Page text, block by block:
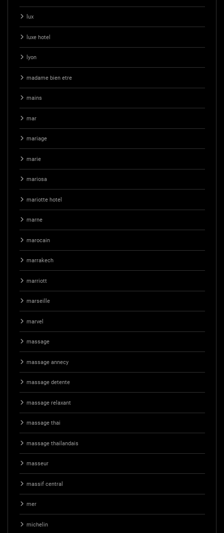
lux
luxe hotel
lyon
madame bien etre
mains
mar
mariage
marie
mariosa
mariotte hotel
marne
marocain
marrakech
marriott
marseille
marvel
massage
massage annecy
massage detente
massage relaxant
massage thai
massage thailandais
masseur
massif central
mer
michelin